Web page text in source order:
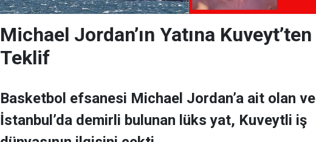
Michael Jordan’ın Yatına Kuveyt’ten
Teklif
Basketbol efsanesi Michael Jordan’a ait olan ve
İstanbul’da demirli bulunan lüks yat, Kuveytli iş